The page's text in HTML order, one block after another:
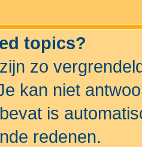
topics?
zo
kan niet
is
redenen.